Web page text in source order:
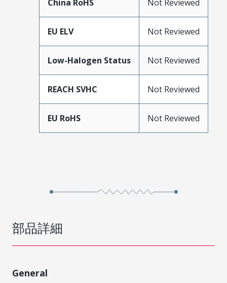
China RoHS Not Reviewed
EU ELV Not Reviewed
Low-Halogen Status Not Reviewed
REACH SVHC Not Reviewed
EU RoHS Not Reviewed
部品詳細
General